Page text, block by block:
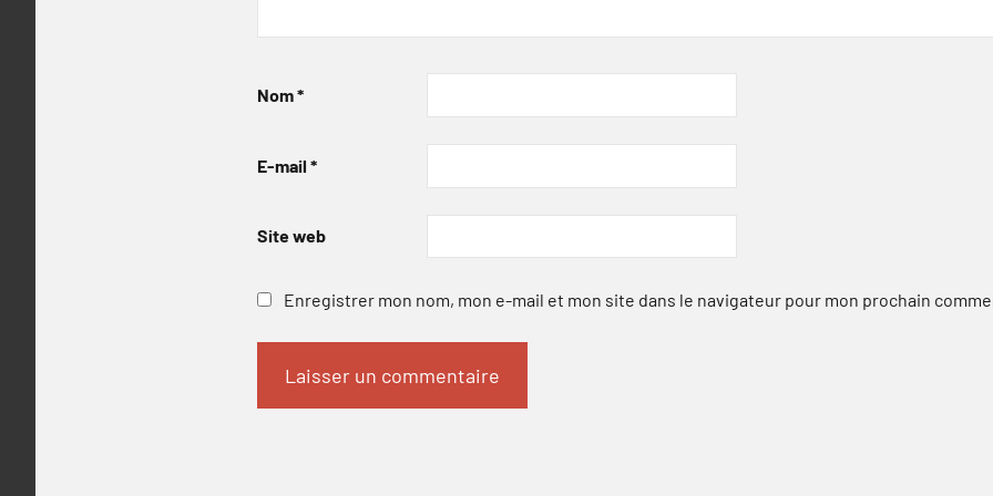
Nom*
E-mail *
Site web
Enregistrer mon nom, mon e-mail et mon site dans le navigateur pour mon prochain